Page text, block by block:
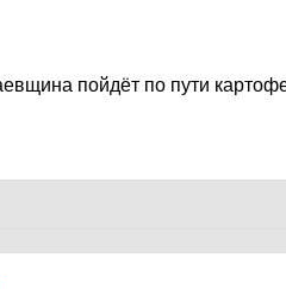
пойдёт по пути